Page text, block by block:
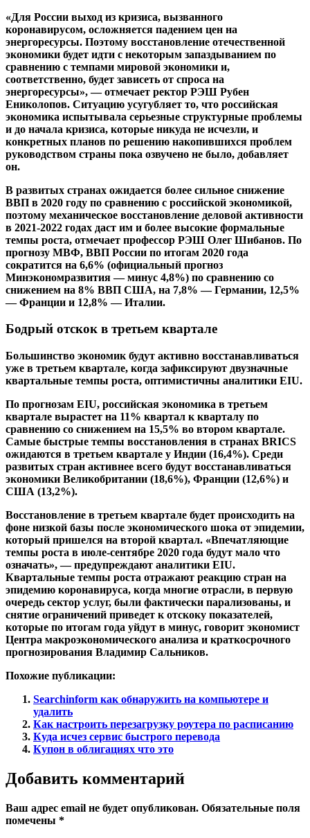
«Для России выход из кризиса, вызванного
коронавирусом, осложняется падением цен на
энергоресурсы. Поэтому восстановление отечественной
экономики будет идти с некоторым запаздыванием по
сравнению с темпами мировой экономики и,
соответственно, будет зависеть от спроса на
энергоресурсы», — отмечает ректор РЭШ Рубен
Ениколопов. Ситуацию усугубляет то, что российская
экономика испытывала серьезные структурные проблемы
и до начала кризиса, которые никуда не исчезли, и
конкретных планов по решению накопившихся проблем
руководством страны пока озвучено не было, добавляет
он.
В развитых странах ожидается более сильное снижение
ВВП в 2020 году по сравнению с российской экономикой,
поэтому механическое восстановление деловой активности
в 2021-2022 годах даст им и более высокие формальные
темпы роста, отмечает профессор РЭШ Олег Шибанов. По
прогнозу МВФ, ВВП России по итогам 2020 года
сократится на 6,6% (официальный прогноз
Минэкономразвития — минус 4,8%) по сравнению со
снижением на 8% ВВП США, на 7,8% — Германии, 12,5%
— Франции и 12,8% — Италии.
Бодрый отскок в третьем квартале
Большинство экономик будут активно восстанавливаться
уже в третьем квартале, когда зафиксируют двузначные
квартальные темпы роста, оптимистичны аналитики EIU.
По прогнозам EIU, российская экономика в третьем
квартале вырастет на 11% квартал к кварталу по
сравнению со снижением на 15,5% во втором квартале.
Самые быстрые темпы восстановления в странах BRICS
ожидаются в третьем квартале у Индии (16,4%). Среди
развитых стран активнее всего будут восстанавливаться
экономики Великобритании (18,6%), Франции (12,6%) и
США (13,2%).
Восстановление в третьем квартале будет происходить на
фоне низкой базы после экономического шока от эпидемии,
который пришелся на второй квартал. «Впечатляющие
темпы роста в июле-сентябре 2020 года будут мало что
означать», — предупреждают аналитики EIU.
Квартальные темпы роста отражают реакцию стран на
эпидемию коронавируса, когда многие отрасли, в первую
очередь сектор услуг, были фактически парализованы, и
снятие ограничений приведет к отскоку показателей,
которые по итогам года уйдут в минус, говорит экономист
Центра макроэкономического анализа и краткосрочного
прогнозирования Владимир Сальников.
Похожие публикации:
Searchinform как обнаружить на компьютере и
удалить
Как настроить перезагрузку роутера по расписанию
Куда исчез сервис быстрого перевода
Купон в облигациях что это
Добавить комментарий
Ваш адрес email не будет опубликован. Обязательные поля
помечены *